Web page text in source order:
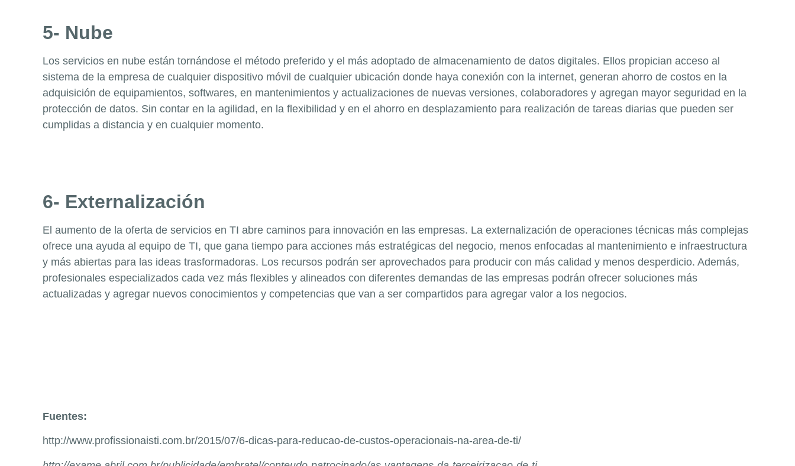
5- Nube
Los servicios en nube están tornándose el método preferido y el más adoptado de almacenamiento de datos digitales. Ellos propician acceso al
sistema de la empresa de cualquier dispositivo móvil de cualquier ubicación donde haya conexión con la internet, generan ahorro de costos en la
adquisición de equipamientos, softwares, en mantenimientos y actualizaciones de nuevas versiones, colaboradores y agregan mayor seguridad en la
protección de datos. Sin contar en la agilidad, en la flexibilidad y en el ahorro en desplazamiento para realización de tareas diarias que pueden ser
cumplidas a distancia y en cualquier momento.
6- Externalización
El aumento de la oferta de servicios en TI abre caminos para innovación en las empresas. La externalización de operaciones técnicas más complejas
ofrece una ayuda al equipo de TI, que gana tiempo para acciones más estratégicas del negocio, menos enfocadas al mantenimiento e infraestructura
y más abiertas para las ideas trasformadoras. Los recursos podrán ser aprovechados para producir con más calidad y menos desperdicio. Además,
profesionales especializados cada vez más flexibles y alineados con diferentes demandas de las empresas podrán ofrecer soluciones más
actualizadas y agregar nuevos conocimientos y competencias que van a ser compartidos para agregar valor a los negocios.
Fuentes:
http://www.profissionaisti.com.br/2015/07/6-dicas-para-reducao-de-custos-operacionais-na-area-de-ti/